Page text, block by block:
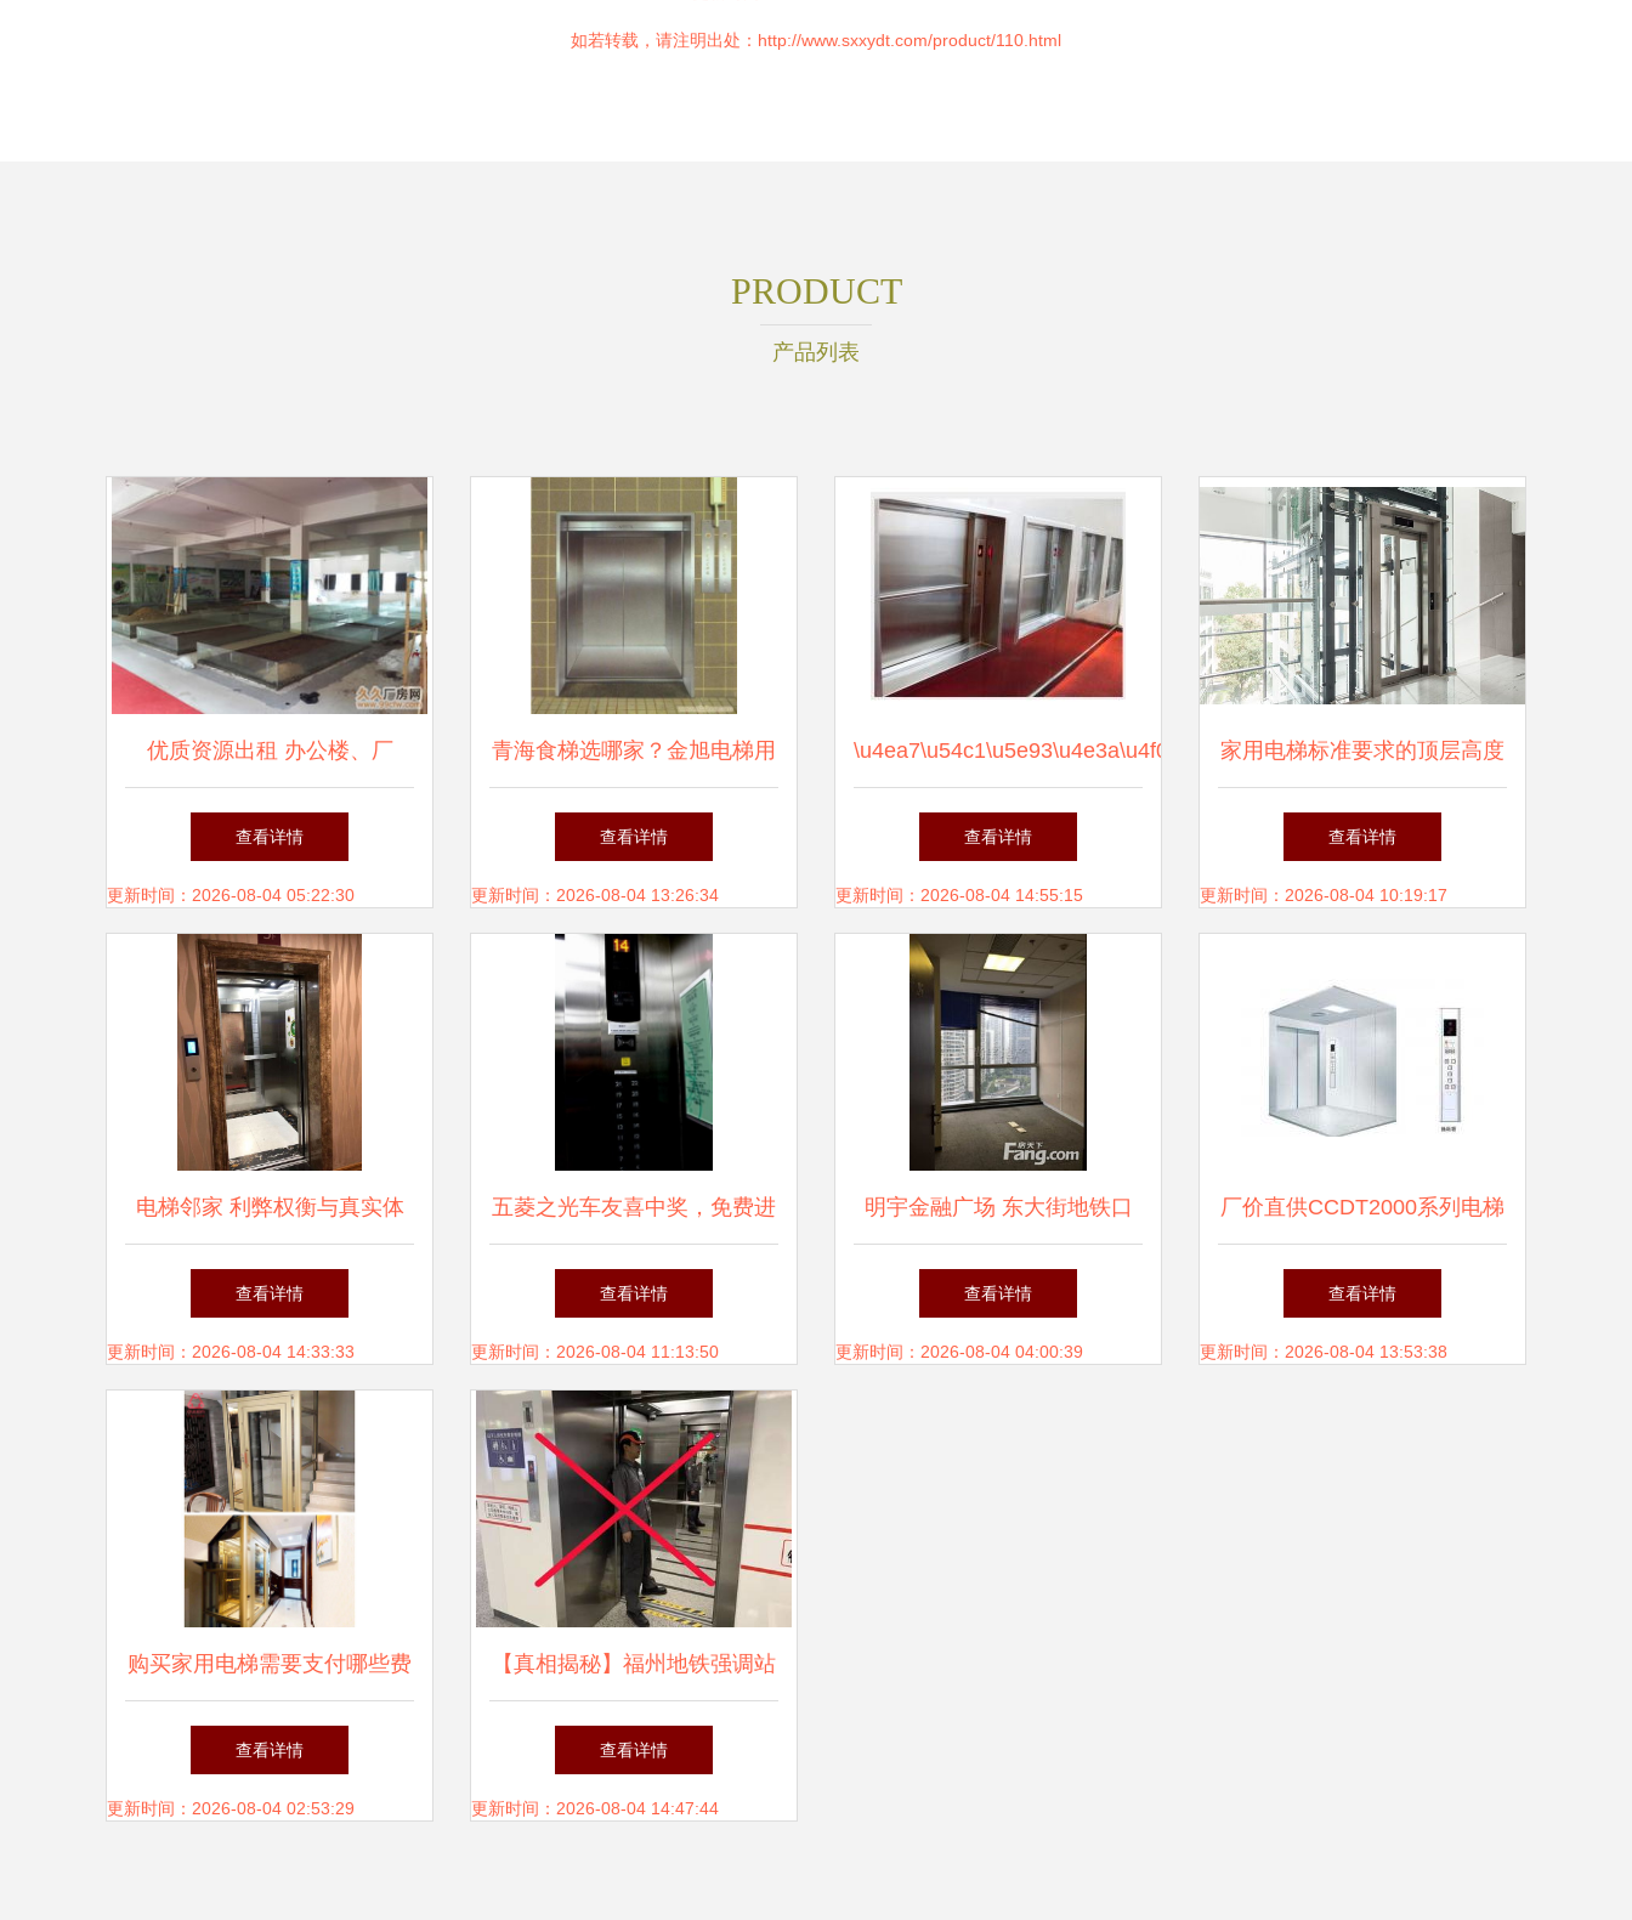
如若转载，请注明出处：http://www.sxxydt.com/product/110.html
PRODUCT
产品列表
优质资源出租 办公楼、厂
房、仓库，配备电梯，满足多
元化企业需求
查看详情
更新时间：2026-08-04 05:22:30
青海食梯选哪家？金旭电梯用
品质与信赖赢得口碑
查看详情
更新时间：2026-08-04 13:26:34
\u4ea7\u54c1\u5e93\u4e3a\u4f01\u4e1f\u2014\u8ba2\u827a\u542b\uff08TY-
800\uff09
查看详情
更新时间：2026-08-04 14:55:15
家用电梯标准要求的顶层高度
详解
查看详情
更新时间：2026-08-04 10:19:17
电梯邻家 利弊权衡与真实体
验
查看详情
更新时间：2026-08-04 14:33:33
五菱之光车友喜中奖，免费进
京看汽车之家十年巅峰演唱会
查看详情
更新时间：2026-08-04 11:13:50
明宇金融广场 东大街地铁口
精装写字楼，免佣出租中的商
务首选
查看详情
更新时间：2026-08-04 04:00:39
厂价直供CCDT2000系列电梯
品质与安全的双重保障
查看详情
更新时间：2026-08-04 13:53:38
购买家用电梯需要支付哪些费
用？
查看详情
更新时间：2026-08-04 02:53:29
【真相揭秘】福州地铁强调站
稳扶好是否抛弃‘左行右立’？
地铁出行安全须知，别让错误
查看详情
更新时间：2026-08-04 14:47:44